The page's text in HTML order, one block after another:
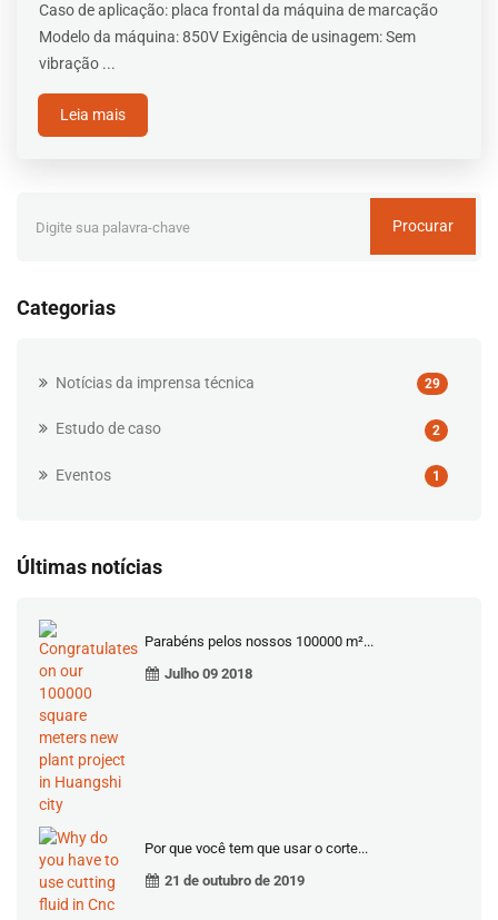
Caso de aplicação: placa frontal da máquina de marcação
Modelo da máquina: 850V Exigência de usinagem: Sem
vibração ...
Leia mais
Procurar
Categorias
Notícias da imprensa técnica 29
Estudo de caso 2
Eventos 1
Últimas notícias
Parabéns pelos nossos 100000 m²...
Julho 09 2018
Por que você tem que usar o corte...
21 de outubro de 2019